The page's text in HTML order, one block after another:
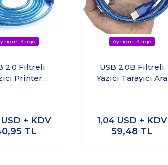
2.0 Filtreli
Printer
USD + KDV
TL
USB 2.0B Filtreli
Yazıcı Tarayıcı Ara
1,04 USD + KDV
59,48 TL